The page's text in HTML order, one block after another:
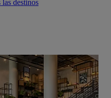
las destinos